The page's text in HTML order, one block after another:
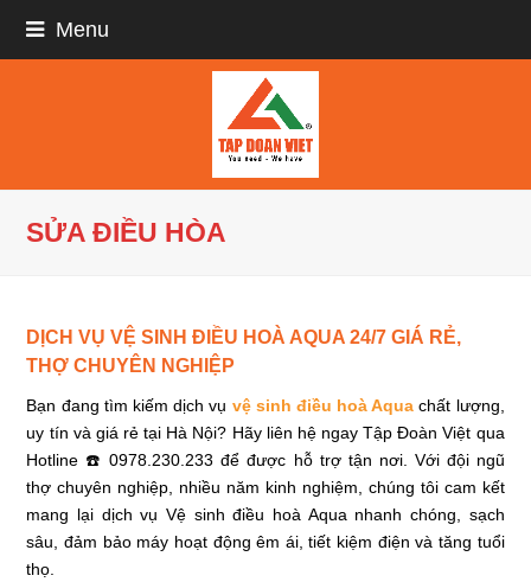
Menu
SỬA ĐIỀU HÒA
DỊCH VỤ VỆ SINH ĐIỀU HOÀ AQUA 24/7 GIÁ RẺ,
THỢ CHUYÊN NGHIỆP
Bạn đang tìm kiếm dịch vụ vệ sinh điều hoà Aqua chất lượng,
uy tín và giá rẻ tại Hà Nội? Hãy liên hệ ngay Tập Đoàn Việt qua
Hotline ☎️ 0978.230.233 để được hỗ trợ tận nơi. Với đội ngũ
thợ chuyên nghiệp, nhiều năm kinh nghiệm, chúng tôi cam kết
mang lại dịch vụ Vệ sinh điều hoà Aqua nhanh chóng, sạch
sâu, đảm bảo máy hoạt động êm ái, tiết kiệm điện và tăng tuổi
thọ.